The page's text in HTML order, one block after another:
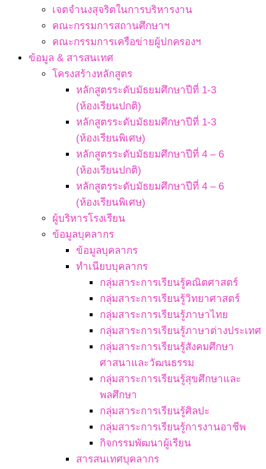
เจตจํานงสุจริตในการบริหารงาน
คณะกรรมการสถานศึกษาฯ
คณะกรรมการเครือข่ายผู้ปกครองฯ
ข้อมูล & สารสนเทศ
โครงสร้างหลักสูตร
หลักสูตรระดับมัธยมศึกษาปีที่ 1-3
(ห้องเรียนปกติ)
หลักสูตรระดับมัธยมศึกษาปีที่ 1-3
(ห้องเรียนพิเศษ)
หลักสูตรระดับมัธยมศึกษาปีที่ 4 – 6
(ห้องเรียนปกติ)
หลักสูตรระดับมัธยมศึกษาปีที่ 4 – 6
(ห้องเรียนพิเศษ)
ผู้บริหารโรงเรียน
ข้อมูลบุคลากร
ข้อมูลบุคลากร
ทำเนียบบุคลากร
กลุ่มสาระการเรียนรู้คณิตศาสตร์
กลุ่มสาระการเรียนรู้วิทยาศาสตร์
กลุ่มสาระการเรียนรู้ภาษาไทย
กลุ่มสาระการเรียนรู้ภาษาต่างประเทศ
กลุ่มสาระการเรียนรู้สังคมศึกษา
ศาสนาและวัฒนธรรม
กลุ่มสาระการเรียนรู้สุขศึกษาและ
พลศึกษา
กลุ่มสาระการเรียนรู้ศิลปะ
กลุ่มสาระการเรียนรู้การงานอาชีพ
กิจกรรมพัฒนาผู้เรียน
สารสนเทศบุคลากร